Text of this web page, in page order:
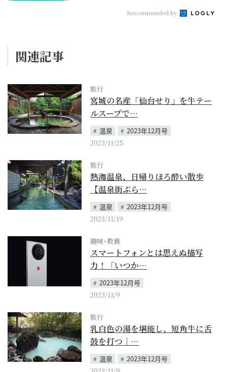
Recommended by
関連記事
旅行
宮城の名産「仙台せり」を牛テー
ルスープで…
温泉
2023年12月号
2023/11/25
旅行
熱海温泉、日帰りほろ酔い散歩
【温泉街ぶら…
温泉
2023年12月号
2023/11/19
趣味･教養
スマートフォンとは思えぬ描写
力！「いつか…
2023年12月号
2023/11/9
旅行
乳白色の湯を堪能し、短角牛に舌
鼓を打つ｜…
温泉
2023年12月号